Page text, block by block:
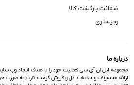
ضمانت بازگشت کالا
رجیستری
درباره ما
مجموعه اپل اِن آی سی فعالیت خود را با هدف ایجاد وب
ارائه محصولات و خدمات اپل و فروش گیفت کارت به صورت